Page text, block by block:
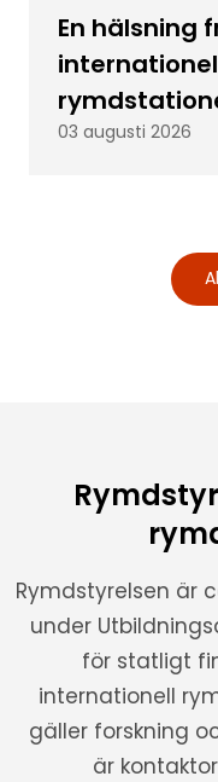
En hälsning
03 augusti 2026
Rymdstyrelsen är
under
för statligt
internationell
gäller forskning
är